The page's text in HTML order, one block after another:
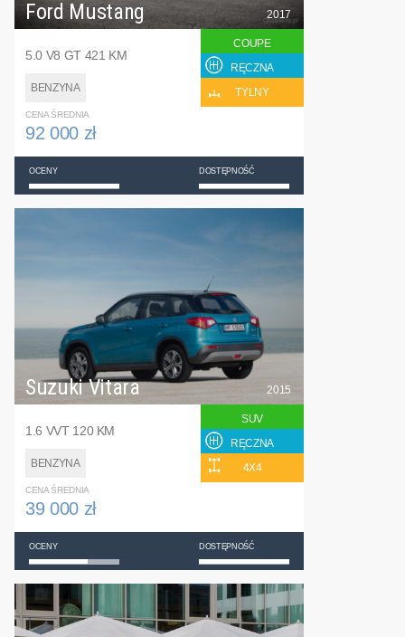
Ford Mustang
5.0 V8 GT 421 KM
BENZYNA
2017
COUPE
RĘCZNA
TYLNY
CENA ŚREDNIA
92 000 zł
OCENY DOSTĘPNOŚĆ
Suzuki Vitara
1.6 VVT 120 KM
BENZYNA
2015
SUV
RĘCZNA
4X4
CENA ŚREDNIA
39 000 zł
OCENY DOSTĘPNOŚĆ